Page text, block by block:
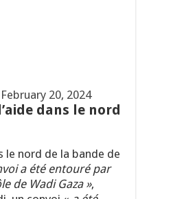
February 20, 2024
dans le nord
le nord de la bande de
a été entouré par
de Wadi Gaza »,